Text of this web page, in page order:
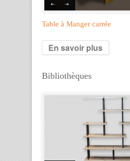
Table à Manger carrée
En savoir plus
Bibliothèques